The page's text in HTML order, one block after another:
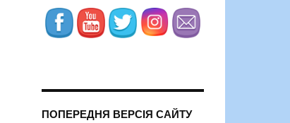
ПОПЕРЕДНЯ ВЕРСІЯ САЙТУ